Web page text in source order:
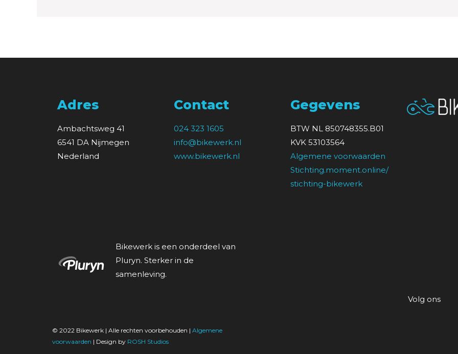
Adres
Ambachtsweg 41
6541 DA Nijmegen
Nederland
Contact
024 323 1605
info@bikewerk.nl
www.bikewerk.nl
Gegevens
BTW NL 850748355.B01
KVK 53103564
Algemene voorwaarden
Stichting.moment.online/
stichting-bikewerk
Bikewerk is een onderdeel van
Pluryn. Sterker in de
samenleving.
© 2022 Bikewerk | Alle rechten voorbehouden | Algemene
voorwaarden | Design by ROSH Studios
Volg ons